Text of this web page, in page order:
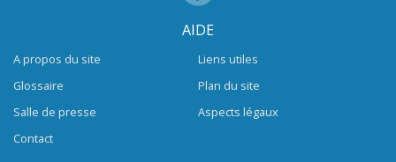
AIDE
A propos du site
Glossaire
Salle de presse
Contact
Liens utiles
Plan du site
Aspects légaux